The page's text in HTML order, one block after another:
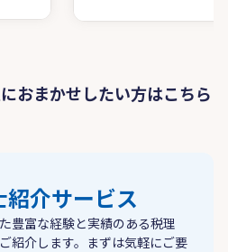
おまかせしたい方はこちら
紹介サービス
豊富な経験と実績のある税理
紹介します。まずは気軽にご要